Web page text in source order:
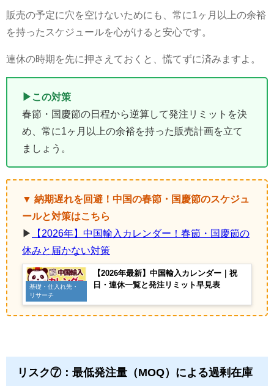
販売の予定に穴を空けないためにも、常に1ヶ月以上の余裕
を持ったスケジュールを心がけると安心です。
連休の時期を先に押さえておくと、慌てずに済みますよ。
▶この対策
春節・国慶節の日程から逆算して発注リミットを決
め、常に1ヶ月以上の余裕を持った販売計画を立て
ましょう。
▼ 納期遅れを回避！中国の春節・国慶節のスケジュ
ールと対策はこちら
▶
【2026年】中国輸入カレンダー！春節・国慶節の
休みと届かない対策
基礎・仕入れ先・
リサーチ
【2026年最新】中国輸入カレンダー｜祝
日・連休一覧と発注リミット早見表
リスク⑦：最低発注量（MOQ）による過剰在庫